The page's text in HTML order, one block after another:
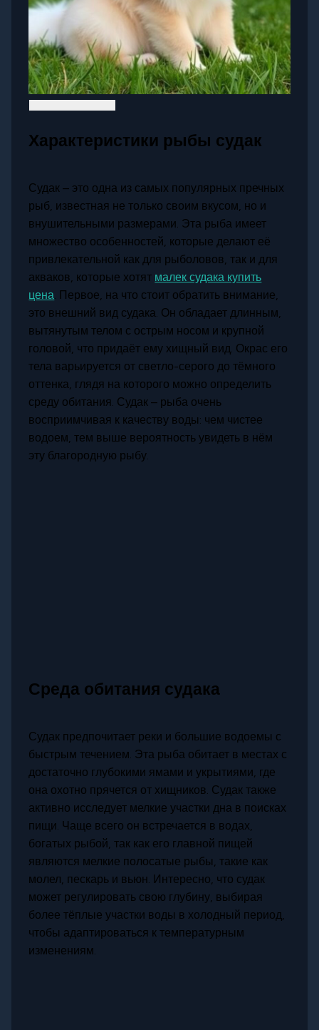
Характеристики рыбы судак
Судак – это одна из самых популярных пречных
рыб, известная не только своим вкусом, но и
внушительными размерами. Эта рыба имеет
множество особенностей, которые делают её
привлекательной как для рыболовов, так и для
акваков, которые хотят малек судака купить
цена . Первое, на что стоит обратить внимание,
это внешний вид судака. Он обладает длинным,
вытянутым телом с острым носом и крупной
головой, что придаёт ему хищный вид. Окрас его
тела варьируется от светло-серого до тёмного
оттенка, глядя на которого можно определить
среду обитания. Судак – рыба очень
восприимчивая к качеству воды: чем чистее
водоем, тем выше вероятность увидеть в нём
эту благородную рыбу.
Среда обитания судака
Судак предпочитает реки и большие водоемы с
быстрым течением. Эта рыба обитает в местах с
достаточно глубокими ямами и укрытиями, где
она охотно прячется от хищников. Судак также
активно исследует мелкие участки дна в поисках
пищи. Чаще всего он встречается в водах,
богатых рыбой, так как его главной пищей
являются мелкие полосатые рыбы, такие как
молел, пескарь и вьюн. Интересно, что судак
может регулировать свою глубину, выбирая
более тёплые участки воды в холодный период,
чтобы адаптироваться к температурным
изменениям.